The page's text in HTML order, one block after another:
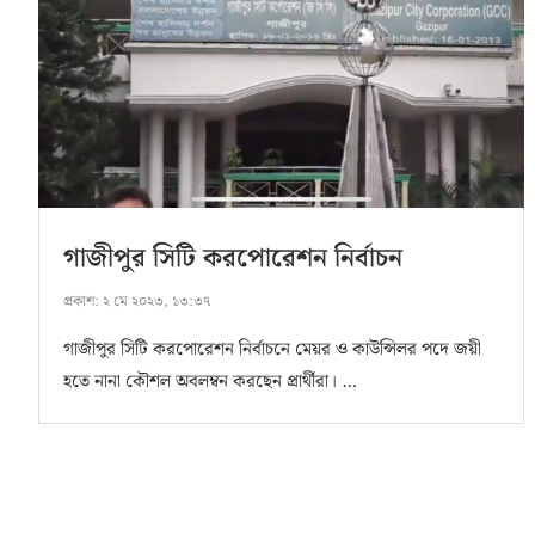
গাজীপুর সিটি করপোরেশন নির্বাচন
প্রকাশ: ২ মে ২০২৩, ১৩:৩৭
গাজীপুর সিটি করপোরেশন নির্বাচনে মেয়র ও কাউন্সিলর পদে জয়ী
হতে নানা কৌশল অবলম্বন করছেন প্রার্থীরা। …